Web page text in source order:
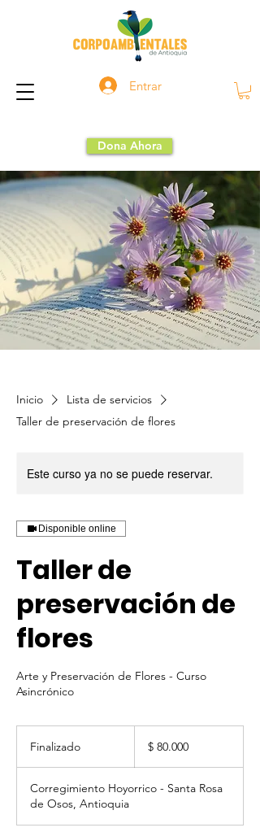
Entrar
Dona Ahora
Inicio
Lista de servicios
Taller de preservación de flores
Este curso ya no se puede reservar.
Disponible online
Taller de
preservación de
flores
Arte y Preservación de Flores - Curso
Asincrónico
Finalizado
a
l
i
colombianos
$ 80.000
Corregimiento Hoyorrico - Santa Rosa
de Osos, Antioquia